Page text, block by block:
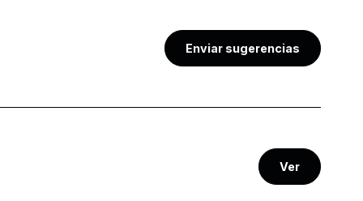
Enviar sugerencias
Ver